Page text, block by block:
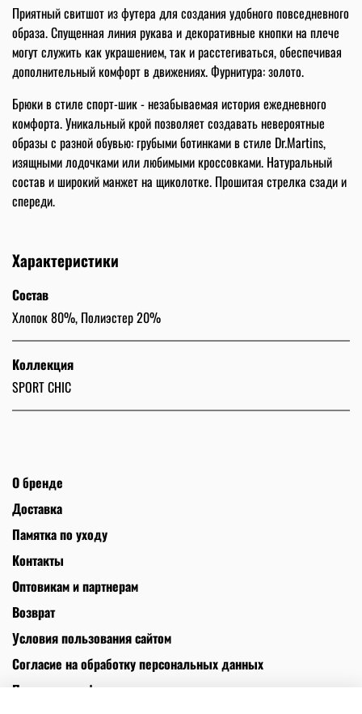
Приятный свитшот из футера для создания удобного повседневного
образа. Спущенная линия рукава и декоративные кнопки на плече
могут служить как украшением, так и расстегиваться, обеспечивая
дополнительный комфорт в движениях. Фурнитура: золото.
Брюки в стиле спорт-шик - незабываемая история ежедневного
комфорта. Уникальный крой позволяет создавать невероятные
образы с разной обувью: грубыми ботинками в стиле Dr.Martins,
изящными лодочками или любимыми кроссовками. Натуральный
состав и широкий манжет на щиколотке. Прошитая стрелка сзади и
спереди.
Характеристики
Состав
Хлопок 80%, Полиэстер 20%
Коллекция
SPORT CHIC
О бренде
Доставка
Памятка по уходу
Контакты
Оптовикам и партнерам
Возврат
Условия пользования сайтом
Согласие на обработку персональных данных
Политика конфиденциальности